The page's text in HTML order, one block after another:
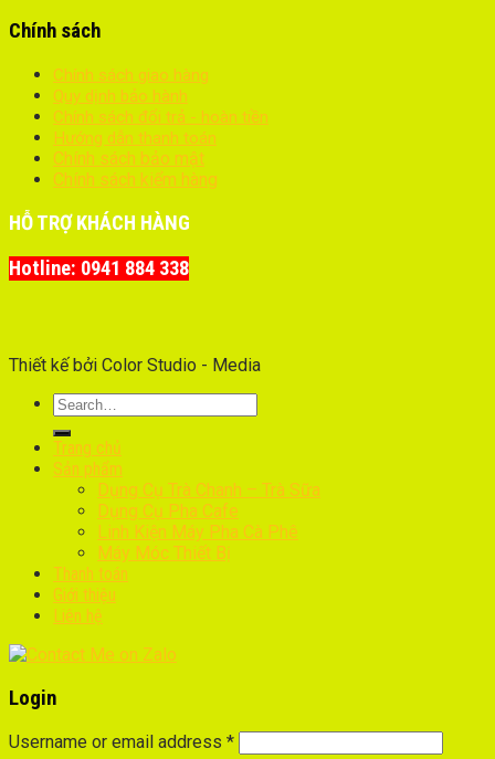
Chính sách
Chính sách giao hàng
Quy dịnh bảo hành
Chính sách đổi trả - hoàn tiền
Hướng dẫn thanh toán
Chính sách bảo mật
Chính sách kiểm hàng
HỖ TRỢ KHÁCH HÀNG
Hotline: 0941 884 338
Thiết kế bởi Color Studio - Media
Trang chủ
Sản phẩm
Dụng Cụ Trà Chanh – Trà Sữa
Dụng Cụ Pha Cafe
Linh Kiện Máy Pha Cà Phê
Máy Móc Thiết Bị
Thanh toán
Giới thiệu
Liên hệ
Login
Username or email address *